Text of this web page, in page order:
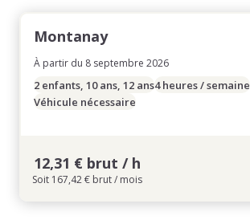
Montanay
À partir du 8 septembre 2026
2 enfants, 10 ans, 12 ans4 heures / semaine
Véhicule nécessaire
12,31 € brut / h
Soit 167,42 € brut / mois